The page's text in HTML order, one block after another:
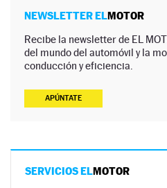
NEWSLETTER ELMOTOR
Recibe la newsletter de EL
del mundo del automóvil y la
conducción y eficiencia.
APÚNTATE
SERVICIOS ELMOTOR